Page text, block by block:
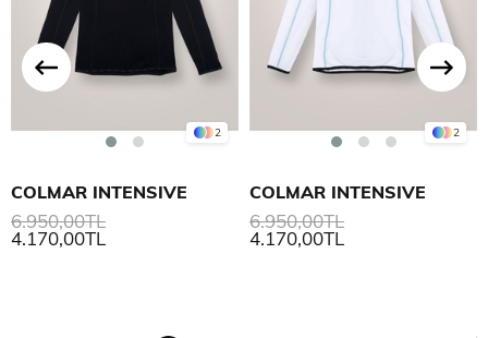
2
COLMAR INTENSIVE
4.170,00TL
6.950,00TL
2
COLMAR INTENSIVE
4.170,00TL
6.950,00TL